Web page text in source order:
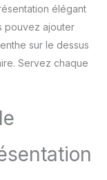
un usage
doté
ce
à ranger
toutes vos
élégant
pouvez ajouter
sur le dessus
Servez chaque